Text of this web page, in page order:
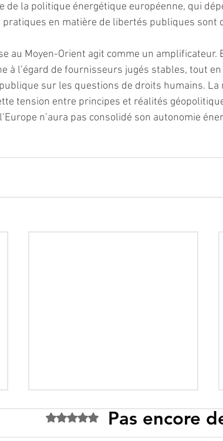
de la politique énergétique européenne, qui
en matière de libertés publiques sont
au Moyen-Orient agit comme un amplificateur.
à l’égard de fournisseurs jugés stables, tout
sur les questions de droits humains. La
tension entre principes et réalités
n’aura pas consolidé son autonomie
Noté 0 étoile sur 5.Pas encore